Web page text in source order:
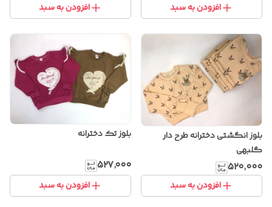
افزودن به سبد افزودن به سبد
بلوز انگشتی دخترانه طرح دار
گلبهی
۵۲۰٬۰۰۰
افزودن به سبد
بلوز تک دخترانه
۵۲۷٬۰۰۰
افزودن به سبد